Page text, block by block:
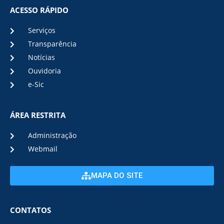
ACESSO RÁPIDO
Serviços
Transparência
Notícias
Ouvidoria
e-Sic
ÁREA RESTRITA
Administração
Webmail
MAPA DO SITE
CONTATOS